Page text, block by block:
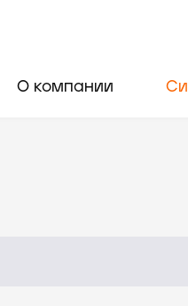
О компании